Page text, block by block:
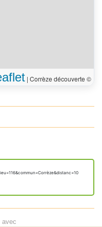
| Corrèze découverte ©
avec